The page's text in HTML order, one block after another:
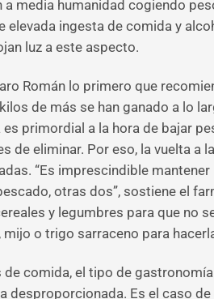
media humanidad cogiendo
elevada ingesta de comida y
luz a este aspecto.
Román lo primero que
de más se han ganado a lo
primordial a la hora de bajar
de eliminar. Por eso, la vuelta a
“Es imprescindible
otras dos”, sostiene el
y legumbres para que no
o trigo sarraceno para
comida, el tipo de
desproporcionada. Es el caso